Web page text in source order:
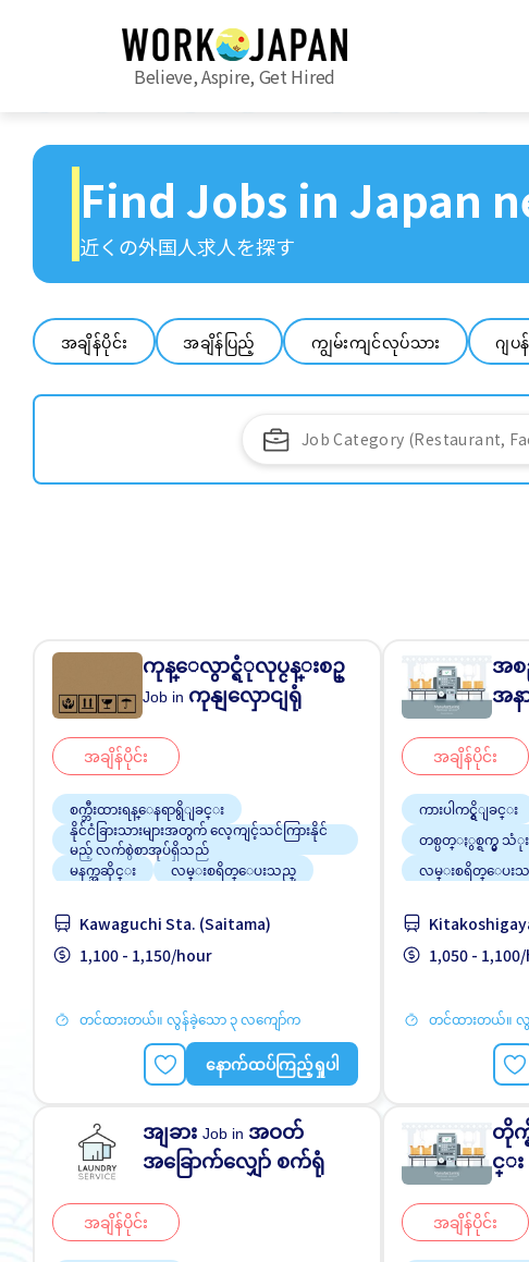
Believe, Aspire, Get Hired
Find Jobs in Japan
近くの外国人求人を探す
အချိန်ပိုင်း အချိန်ပြည့် ကျွမ်းကျင်လုပ်သား ဂျ
ကုန္ေလွာင္ရံုလုပ္ငန္းစဥ္
Job in ကုနျလှောငျရုံ
အချိန်ပိုင်း
စက္ဘီးထားရန္ေနရာရွိျခင္း
နိုင်ငံခြားသားများအတွက် လေ့ကျင့်သင်ကြားနိုင်
မည့် လက်စွဲစာအုပ်ရှိသည်
မနက္အဆိုင္း
လမ္းစရိတ္ေပးသည္
အမျိုးသား ပို၍လိုလားသည်
အလုပ္အေတြ႕အၾကံဳရွိရန္မလို
Kawaguchi Sta. (Saitama)
1,100 - 1,150/hour
တင်ထားတယ်။ လွန်ခဲ့သော ၃ လကျော်က
နောက်ထပ်ကြည့်ရှုပါ
အစ
အန
အချိန်ပိုင်း
ကားပါကင္ရွိျခင္း
တစ္ပတ္ႏွစ္ရက္မွ သံု
လမ္းစရိတ္ေပး
1,050 -
တင်ထားတယ်။ လွ
အျခားJob in အဝတ်
အခြောက်လျှော် စက်ရုံ
အချိန်ပိုင်း
တိုက္
င္း
အချိန်ပိုင်း